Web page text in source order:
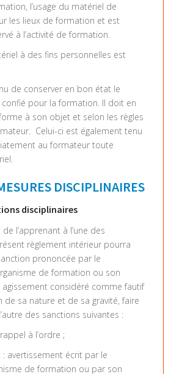
l’usage du matériel de
les lieux de formation et est
à l’activité de formation.
à des fins personnelles est
de conserver en bon état le
pour la formation. Il doit en
à son objet et selon les règles
Celui-ci est également tenu
au formateur toute
DISCIPLINAIRES
disciplinaires
l’apprenant à l’une des
règlement intérieur pourra
prononcée par le
de formation ou son
considéré comme fautif
de sa nature et de sa gravité, faire
des sanctions suivantes :
à l’ordre ;
avertissement écrit par le
de formation ou par son